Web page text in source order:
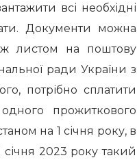
всі необхідні
Документи можна
листом на поштову
ради України з
потрібно сплатити
прожиткового
на 1 січня року, в
2023 року такий